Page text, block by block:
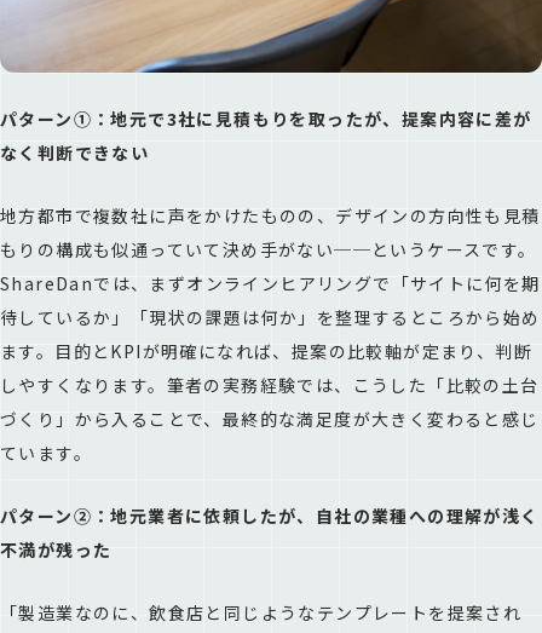
パターン①：地元で3社に見積もりを取ったが、提案内容に差が
なく判断できない
地方都市で複数社に声をかけたものの、デザインの方向性も見積
もりの構成も似通っていて決め手がない──というケースです。
ShareDanでは、まずオンラインヒアリングで「サイトに何を期
待しているか」「現状の課題は何か」を整理するところから始め
ます。目的とKPIが明確になれば、提案の比較軸が定まり、判断
しやすくなります。筆者の実務経験では、こうした「比較の土台
づくり」から入ることで、最終的な満足度が大きく変わると感じ
ています。
パターン②：地元業者に依頼したが、自社の業種への理解が浅く
不満が残った
「製造業なのに、飲食店と同じようなテンプレートを提案され